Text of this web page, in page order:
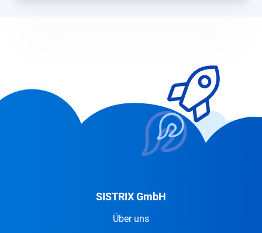
SISTRIX GmbH
Über uns